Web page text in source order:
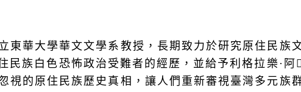
東華大學華文文學系教授，長期致力於研究原住民族
族白色恐怖政治受難者的經歷，並給予利格拉樂·阿
視的原住民族歷史真相，讓人們重新審視臺灣多元族